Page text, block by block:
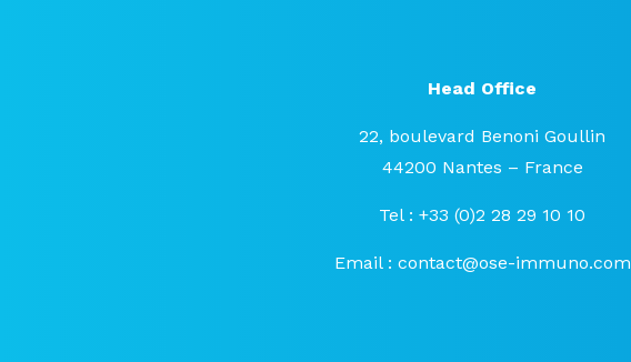
Head Office
22, boulevard Benoni Goullin
44200 Nantes – France
Tel : +33 (0)2 28 29 10 10
Email : contact@ose-immuno.com